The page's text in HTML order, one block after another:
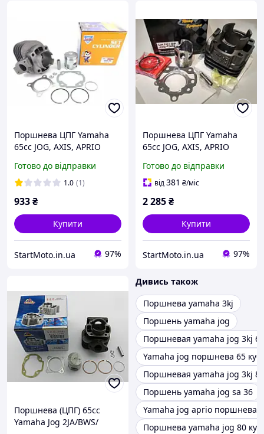
Поршнева ЦПГ Yamaha
65cc JOG, AXIS, APRIO
Готово до відправки
1.0 (1)
933₴
Купити
StartMoto.in.ua 97%
Поршнева ЦПГ Yamaha
65cc JOG, AXIS, APRIO
Джог
Готово до відправки
від381 ₴/міс
2 285₴
Купити
StartMoto.in.ua 97%
Поршнева (ЦПГ) 65cc
Yamaha Jog 2JA/BWS/
Дивись також
Поршнева yamaha 3kj
Поршень yamaha jog
Поршневая yamaha jog 3kj 65
Yamaha jog поршнева 65
Поршневая yamaha jog 3kj 80
Поршень yamaha jog sa 36
Yamaha jog aprio поршневая
Поршнева yamaha jog 80 куб